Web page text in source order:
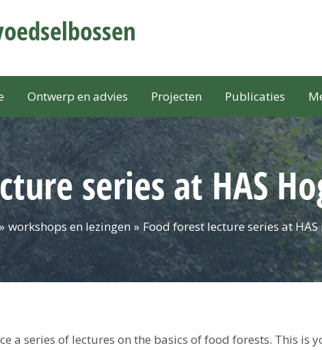
Ontwerp en advies Projecten Publicaties
series at HAS
workshops en lezingen Food forest lecture series at
a series of lectures on the basics of food forests. This is